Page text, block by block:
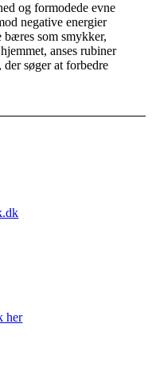
og formodede evne
negative energier
bæres som smykker,
anses rubiner
søger at forbedre
her